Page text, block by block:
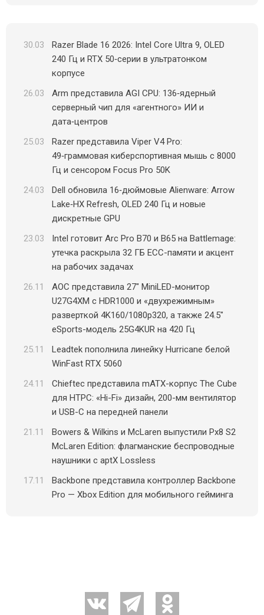
30.03
Razer Blade 16 2026: Intel Core Ultra 9, OLED
240 Гц и RTX 50‑серии в ультратонком
корпусе
26.03
Arm представила AGI CPU: 136‑ядерный
серверный чип для «агентного» ИИ и
дата‑центров
25.03
Razer представила Viper V4 Pro:
49‑граммовая киберспортивная мышь с 8000
Гц и сенсором Focus Pro 50K
24.03
Dell обновила 16‑дюймовые Alienware: Arrow
Lake‑HX Refresh, OLED 240 Гц и новые
дискретные GPU
23.03
Intel готовит Arc Pro B70 и B65 на Battlemage:
утечка раскрыла 32 ГБ ECC-памяти и акцент
на рабочих задачах
26.11
AOC представила 27″ MiniLED-монитор
U27G4XM с HDR1000 и «двухрежимным»
разверткой 4K160/1080p320, а также 24.5″
eSports-модель 25G4KUR на 420 Гц
25.11
Leadtek пополнила линейку Hurricane белой
WinFast RTX 5060
24.11
Chieftec представила mATX-корпус The Cube
для HTPC: «Hi-Fi» дизайн, 200-мм вентилятор
и USB-C на передней панели
21.11
Bowers & Wilkins и McLaren выпустили Px8 S2
McLaren Edition: флагманские беспроводные
наушники с aptX Lossless
17.11
Backbone представила контроллер Backbone
Pro — Xbox Edition для мобильного гейминга